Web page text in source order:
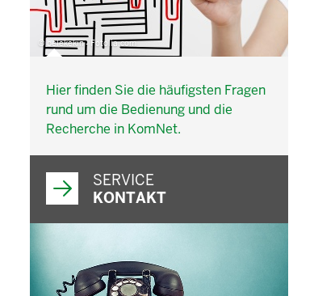
© belekekin - Fotolia.com
Hier finden Sie die häufigsten Fragen
rund um die Bedienung und die
Recherche in KomNet.
SERVICE
KONTAKT